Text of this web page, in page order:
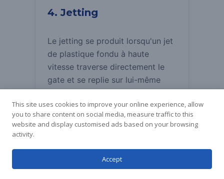
4. Jetting
Le jetting se produit lorsqu'un jet
de plastique fondu à haute
vitesse traverse directement le
gate et se replie sur lui-même
motif d'écoulement affaibli et très
visible.
English
German
Spanish
Russian
This site uses cookies to improve your online experience, allow
you to share content on social media, measure traffic to this
website and display customised ads based on your browsing
activity.
Accept